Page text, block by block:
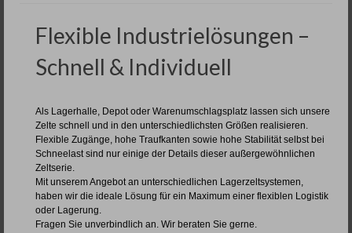
Flexible Industrielösungen –
Schnell & Individuell
Als Lagerhalle, Depot oder Warenumschlagsplatz lassen sich unsere
Zelte schnell und in den unterschiedlichsten Größen realisieren.
Flexible Zugänge, hohe Traufkanten sowie hohe Stabilität selbst bei
Schneelast sind nur einige der Details dieser außergewöhnlichen
Zeltserie.
Mit unserem Angebot an unterschiedlichen Lagerzeltsystemen,
haben wir die ideale Lösung für ein Maximum einer flexiblen Logistik
oder Lagerung.
Fragen Sie unverbindlich an. Wir beraten Sie gerne.